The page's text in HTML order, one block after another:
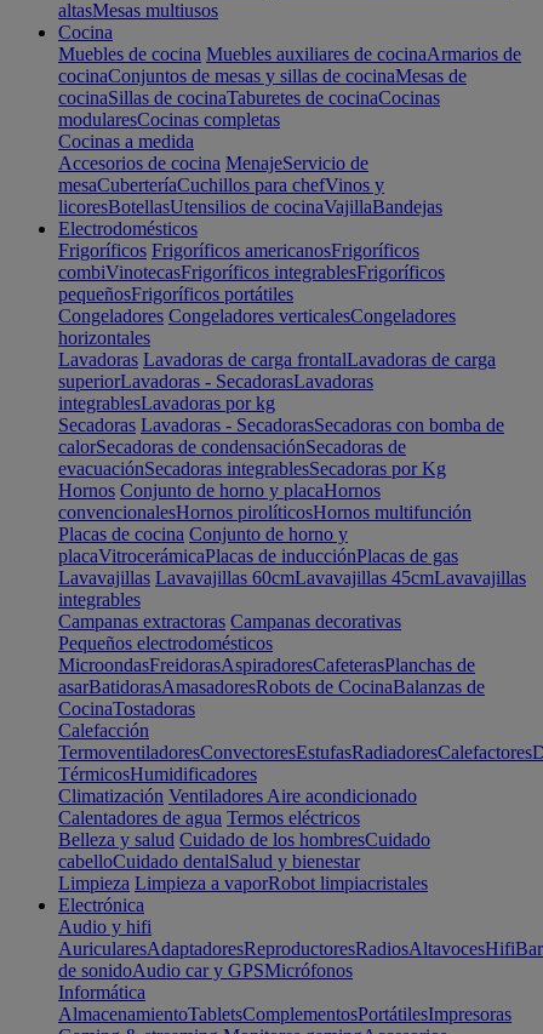
altasMesas multiusos
Cocina
Muebles de cocina Muebles auxiliares de cocinaArmarios de
cocinaConjuntos de mesas y sillas de cocinaMesas de
cocinaSillas de cocinaTaburetes de cocinaCocinas
modularesCocinas completas
Cocinas a medida
Accesorios de cocina MenajeServicio de
mesaCuberteríaCuchillos para chefVinos y
licoresBotellasUtensilios de cocinaVajillaBandejas
Electrodomésticos
Frigoríficos Frigoríficos americanosFrigoríficos
combiVinotecasFrigoríficos integrablesFrigoríficos
pequeñosFrigoríficos portátiles
Congeladores Congeladores verticalesCongeladores
horizontales
Lavadoras Lavadoras de carga frontalLavadoras de carga
superiorLavadoras - SecadorasLavadoras
integrablesLavadoras por kg
Secadoras Lavadoras - SecadorasSecadoras con bomba de
calorSecadoras de condensaciónSecadoras de
evacuaciónSecadoras integrablesSecadoras por Kg
Hornos Conjunto de horno y placaHornos
convencionalesHornos pirolíticosHornos multifunción
Placas de cocina Conjunto de horno y
placaVitrocerámicaPlacas de inducciónPlacas de gas
Lavavajillas Lavavajillas 60cmLavavajillas 45cmLavavajillas
integrables
Campanas extractoras Campanas decorativas
Pequeños electrodomésticos
MicroondasFreidorasAspiradoresCafeterasPlanchas de
asarBatidorasAmasadoresRobots de CocinaBalanzas de
CocinaTostadoras
Calefacción
TermoventiladoresConvectoresEstufasRadiadoresCalefactores
TérmicosHumidificadores
Climatización Ventiladores Aire acondicionado
Calentadores de agua Termos eléctricos
Belleza y salud Cuidado de los hombresCuidado
cabelloCuidado dentalSalud y bienestar
Limpieza Limpieza a vaporRobot limpiacristales
Electrónica
Audio y hifi
AuricularesAdaptadoresReproductoresRadiosAltavocesHifi
de sonidoAudio car y GPSMicrófonos
Informática
AlmacenamientoTabletsComplementosPortátilesImpresoras